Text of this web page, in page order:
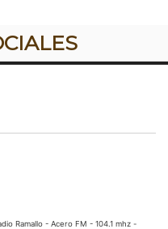
Ramallo - Acero FM - 104.1 mhz -